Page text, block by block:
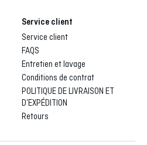
Service client
Service client
FAQS
Entretien et lavage
Conditions de contrat
POLITIQUE DE LIVRAISON ET
D’EXPÉDITION
Retours